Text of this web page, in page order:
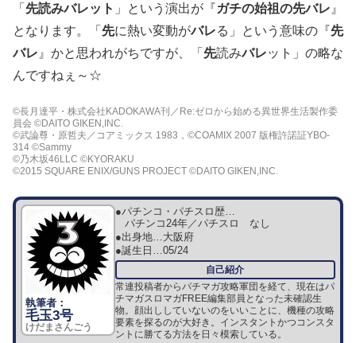
「 先読みバレット 」という演出が『ガチの始祖の先バレ 』
となります。「 先に熱い変動がバレる」という意味の『先
バレ 』かと思われがちですが、「 先読みバレット」の略な
んですねぇ～☆
©長月達平・株式会社KADOKAWA刊／Re:ゼロから始める異世界生活製作委
員会 ©DAITO GIKEN,INC.
©武論尊・原哲夫／コアミックス 1983，©COAMIX 2007 版権許諾証YBO-
314 ©Sammy
©乃木坂46LLC ©KYORAKU
©2015 SQUARE ENIX/GUNS PROJECT ©DAITO GIKEN,INC.
毛玉3号
けだまさんごう
●パチンコ・パチスロ歴…
パチンコ24年／パチスロ なし
●出身地… 大阪府
●誕生日… 05/24
常連投稿者からパチマガ攻略軍団を経て、現在はパ
チマガスロマガFREE編集部員となった未確認生
物。顔出ししていないのをいいことに、機種の攻略
要素を探るのが大好き。インスタントかつコンスタ
ントに勝てる方法を日々模索している。